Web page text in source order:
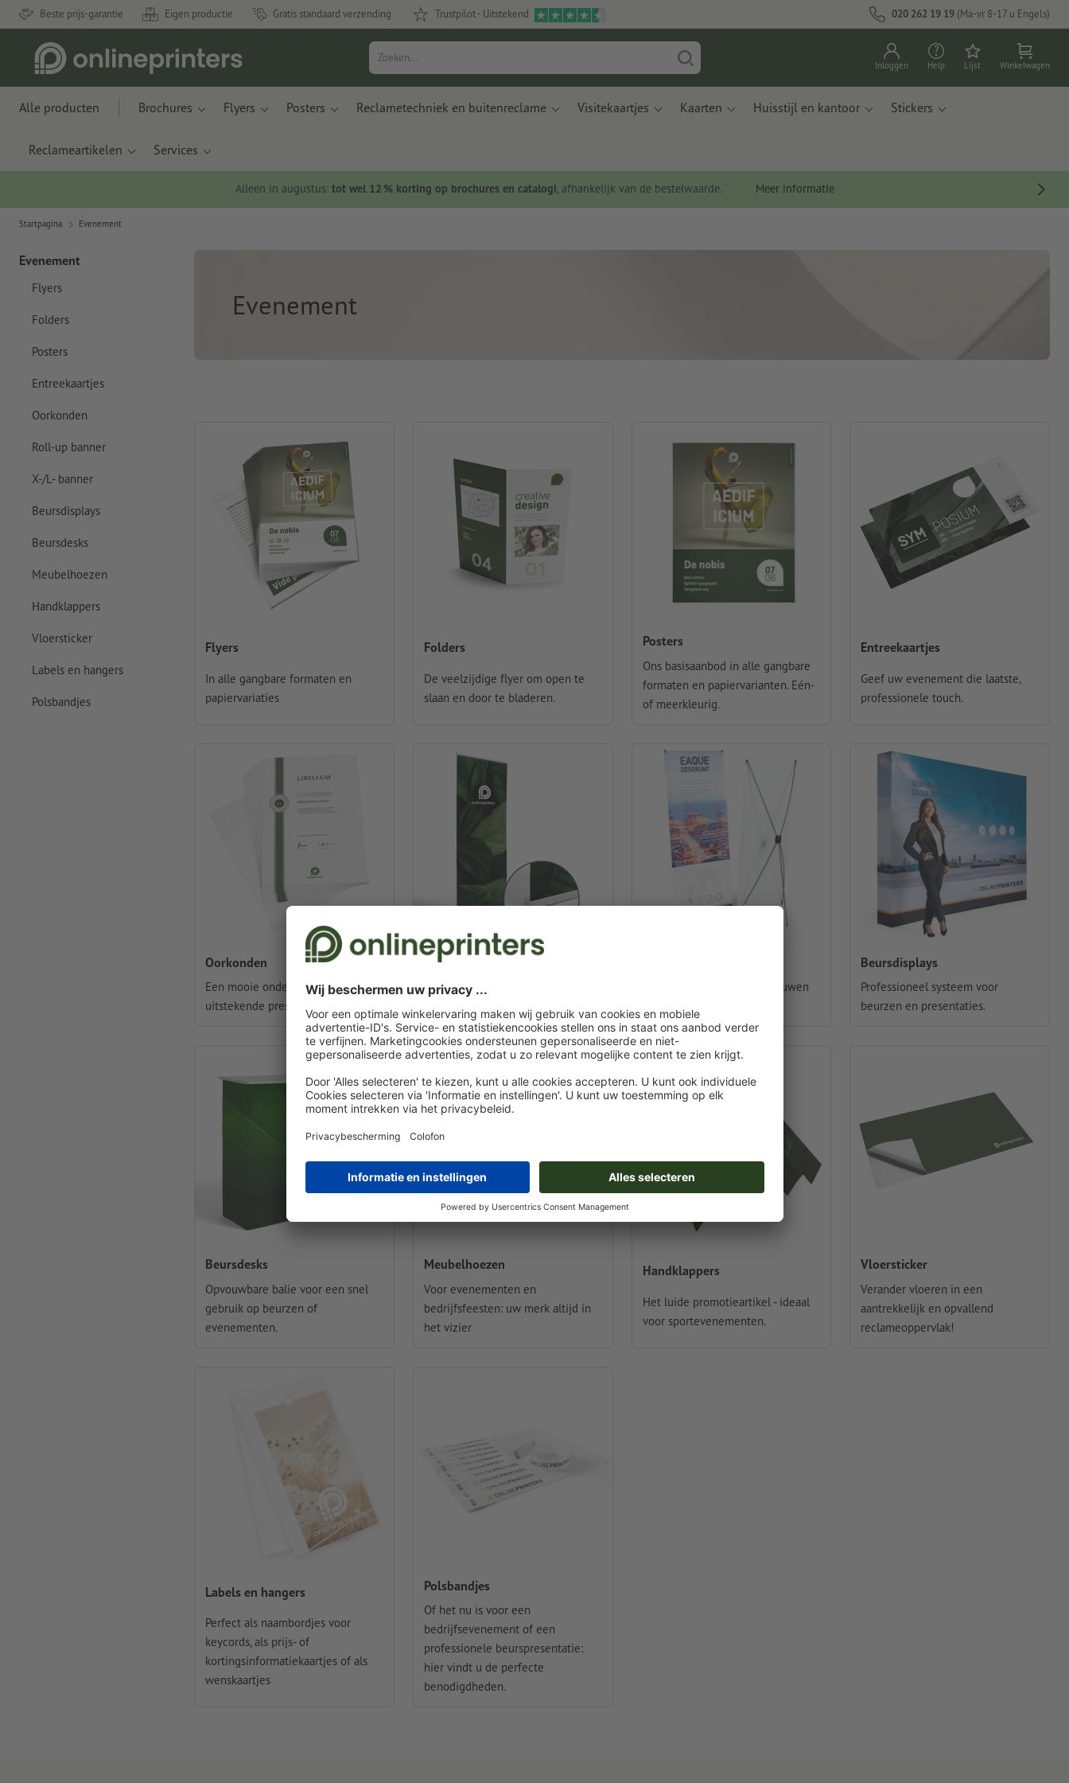
Beste prijs-garantie Eigen productie Gratis standaard verzending Trustpilot - Uitstekend 020 262 19 19 (Ma-vr 8-17 u Engels)
Inloggen Help Lijst Winkelwagen
Alle producten Brochures Flyers Posters Reclametechniek en buitenreclame Visitekaartjes Kaarten Huisstijl en kantoor Stickers
Reclameartikelen Services
Alleen in augustus: tot wel 12 % korting op brochures en catalogi, afhankelijk van de bestelwaarde. Meer informatie
Startpagina Evenement
Evenement
Flyers
Folders
Posters
Entreekaartjes
Oorkonden
Roll-up banner
X-/L- banner
Beursdisplays
Beursdesks
Meubelhoezen
Handklappers
Vloersticker
Labels en hangers
Polsbandjes
Evenement
Flyers
In alle gangbare formaten en
papiervariaties
Folders
De veelzijdige flyer om open te
slaan en door te bladeren.
Posters
Ons basisaanbod in alle gangbare
formaten en papiervarianten. Eén-
of meerkleurig.
Entreekaartjes
Geef uw evenement die laatste,
professionele touch.
Oorkonden
Een mooie onderscheiding voor
uitstekende prestaties.
Roll-up banner
Complete rollup-systemen of
alleen drukwerk zonder frame.
Eenvoudig en snel op te bouwen
presentatiesystemen.
Beursdisplays
Professioneel systeem voor
beurzen en presentaties.
Beursdesks
Opvouwbare balie voor een snel
gebruik op beurzen of
evenementen.
Meubelhoezen
Voor evenementen en
bedrijfsfeesten: uw merk altijd in
het vizier
Handklappers
Het luide promotieartikel - ideaal
voor sportevenementen.
Vloersticker
Verander vloeren in een
aantrekkelijk en opvallend
reclameoppervlak!
Labels en hangers
Perfect als naambordjes voor
keycords, als prijs- of
kortingsinformatiekaartjes of als
wenskaartjes
Polsbandjes
Of het nu is voor een
bedrijfsevenement of een
professionele beurspresentatie:
hier vindt u de perfecte
benodigdheden.